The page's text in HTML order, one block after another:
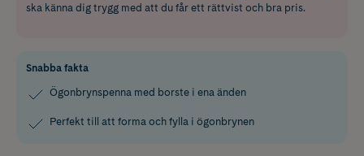
ska känna dig trygg med att du får ett rättvist och bra pris.
Snabba fakta
Ögonbrynspenna med borste i ena änden
Perfekt till att forma och fylla i ögonbrynen